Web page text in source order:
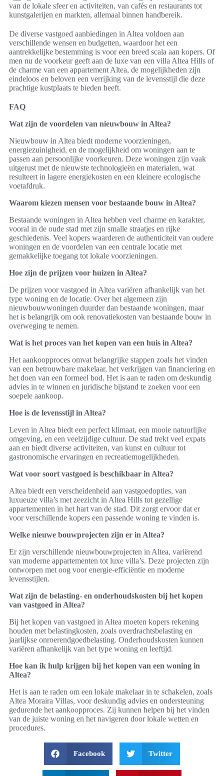
van de lokale sfeer en activiteiten, van cafés en restaurants tot
kunstgalerijen en markten, allemaal binnen handbereik.
De diverse vastgoed aanbiedingen in Altea voldoen aan
verschillende wensen en budgetten, waardoor het een
aantrekkelijke bestemming is voor een breed scala aan kopers. Of
men nu de voorkeur geeft aan de luxe van een villa Altea Hills of
de charme van een appartement Altea, de mogelijkheden zijn
eindeloos en beloven een verrijking van de levensstijl die deze
prachtige kustplaats te bieden heeft.
FAQ
Wat zijn de voordelen van nieuwbouw in Altea?
Nieuwbouw in Altea biedt moderne voorzieningen,
energiezuinigheid, en de mogelijkheid om woningen aan te
passen aan persoonlijke voorkeuren. Deze woningen zijn vaak
uitgerust met de nieuwste technologieën en materialen, wat
resulteert in lagere energiekosten en een kleinere ecologische
voetafdruk.
Waarom kiezen mensen voor bestaande bouw in Altea?
Bestaande woningen in Altea hebben veel charme en karakter,
vooral in de oude stad met zijn smalle straatjes en rijke
geschiedenis. Veel kopers waarderen de authenticiteit van oudere
woningen en de voordelen van een centrale locatie met
gemakkelijke toegang tot lokale voorzieningen.
Hoe zijn de prijzen voor huizen in Altea?
De prijzen voor vastgoed in Altea variëren afhankelijk van het
type woning en de locatie. Over het algemeen zijn
nieuwbouwwoningen duurder dan bestaande woningen, maar
het is belangrijk om ook renovatiekosten van bestaande bouw in
overweging te nemen.
Wat is het proces van het kopen van een huis in Altea?
Het aankoopproces omvat belangrijke stappen zoals het vinden
van een betrouwbare makelaar, het verkrijgen van financiering en
het doen van een formeel bod. Het is aan te raden om deskundig
advies in te winnen en juridische bijstand te zoeken voor een
soepele aankoop.
Hoe is de levensstijl in Altea?
Leven in Altea biedt een perfect klimaat, een mooie natuurlijke
omgeving, en een veelzijdige cultuur. De stad trekt veel expats
aan en biedt diverse activiteiten, van kunst en cultuur tot
gastronomische ervaringen en recreatiemogelijkheden.
Wat voor soort vastgoed is beschikbaar in Altea?
Altea biedt een verscheidenheid aan vastgoedopties, van
luxueuze villa’s met zeezicht in Altea Hills tot gezellige
appartementen in het hart van de stad. Dit zorgt ervoor dat er
voor verschillende kopers een passende woning te vinden is.
Welke nieuwe bouwprojecten zijn er in Altea?
Er zijn verschillende nieuwbouwprojecten in Altea, variërend
van moderne appartementen tot luxe villa’s. Deze projecten zijn
ontworpen met oog voor energie-efficiëntie en moderne
levensstijlen.
Wat zijn de belasting- en onderhoudskosten bij het kopen
van vastgoed in Altea?
Bij het kopen van vastgoed in Altea moeten kopers rekening
houden met belastingkosten, zoals overdrachtsbelasting en
jaarlijkse onroerendgoedbelasting. Onderhoudskosten kunnen
variëren afhankelijk van het type woning en leeftijd.
Hoe kan ik hulp krijgen bij het kopen van een woning in
Altea?
Het is aan te raden om een lokale makelaar in te schakelen, zoals
Altea Moraira Villas, voor deskundig advies en ondersteuning
gedurende het aankoopproces. Zij kunnen helpen bij het vinden
van de juiste woning en het navigeren door lokale wetten en
procedures.
Facebook Twitter